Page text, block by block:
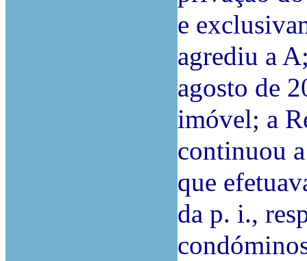
e
agrediu a
agosto de
imóvel; a
continuou
que
da p. i.,